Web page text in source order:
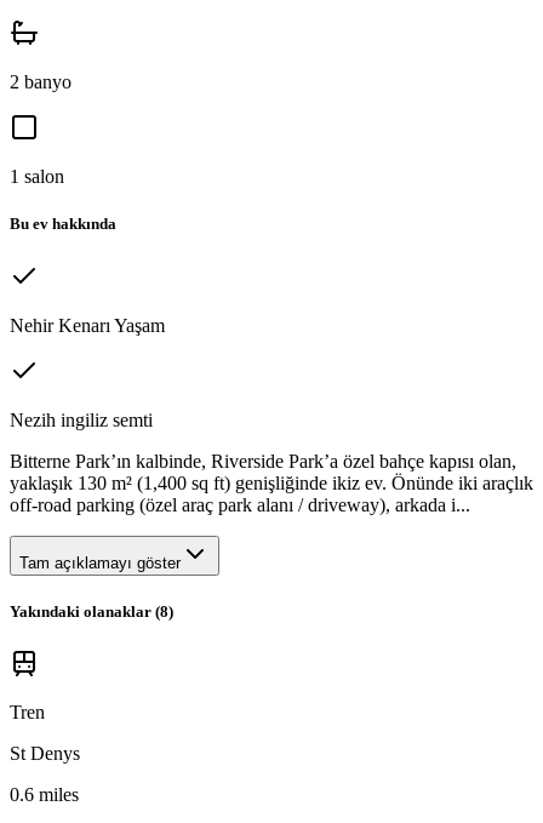
2 banyo
1 salon
Bu ev hakkında
Nehir Kenarı Yaşam
Nezih ingiliz semti
Bitterne Park’ın kalbinde, Riverside Park’a özel bahçe kapısı olan,
yaklaşık 130 m² (1,400 sq ft) genişliğinde ikiz ev. Önünde iki araçlık
off-road parking (özel araç park alanı / driveway), arkada i...
Tam açıklamayı göster
Yakındaki olanaklar (8)
Tren
St Denys
0.6 miles